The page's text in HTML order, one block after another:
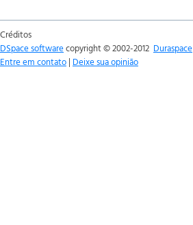
Créditos
DSpace softwarecopyright © 2002-2012 Duraspace
Entre em contato | Deixe sua opinião